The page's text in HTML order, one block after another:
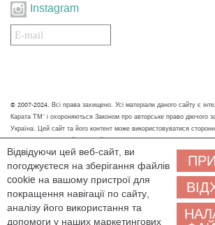
Instagram
Подписаться
на
© 2007-2024. Всі права захищено. Усі матеріали даного сайту є
Карата ТМ" і охороняються Законом про авторське право діючого
Україна. Цей сайт та його контент може використовуватися
тільки для некомерційних цілей. Будь-яке завантаження,
матеріалів даного сайту для некомерційних цілей повинно
посиланням або іншим зазначенням на джерело.
Ми обробляємо персональні дані (cookies, IP-адреса,
було зручніше користуватися сайтом. Залишаючись на
обробку персональних даних. Якщо ви не згодні, будь ласка,
Відвідуючи цей веб-сайт, ви
погоджуєтеся на зберігання файлів
cookie на вашому пристрої для
покращення навігації по сайту,
аналізу його використання та
допомоги у наших маркетингових